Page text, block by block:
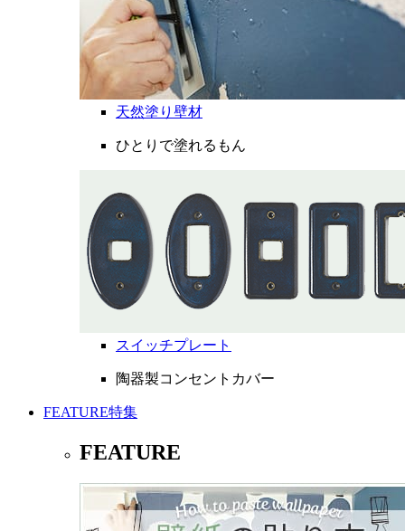
天然塗り壁材
ひとりで塗れるもん
スイッチプレート
陶器製コンセントカバー
FEATURE特集
FEATURE